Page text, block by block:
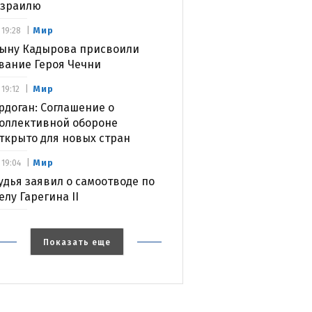
Мир
Кадырова присвоили
Героя Чечни
19:28
Мир
Соглашение о
обороне
для новых стран
19:12
Мир
заявил о самоотводе по
Гарегина II
19:04
Показать еще